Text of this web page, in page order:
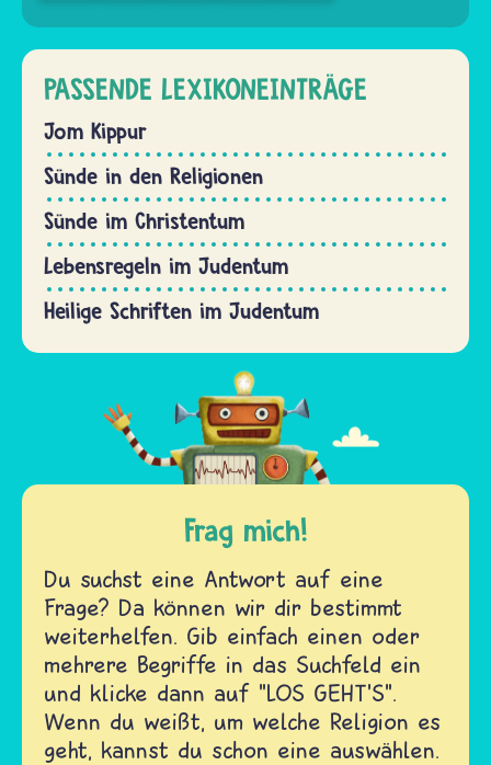
PASSENDE LEXIKONEINTRÄGE
Jom Kippur
Sünde in den Religionen
Sünde im Christentum
Lebensregeln im Judentum
Heilige Schriften im Judentum
Frag mich!
Du suchst eine Antwort auf eine
Frage? Da können wir dir bestimmt
weiterhelfen. Gib einfach einen oder
mehrere Begriffe in das Suchfeld ein
und klicke dann auf "LOS GEHT'S".
Wenn du weißt, um welche Religion es
geht, kannst du schon eine auswählen.